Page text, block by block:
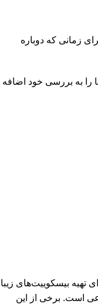
زمانی که دوباره
را به بررسی خود اضافه
تهیه بیسکوییت‌های زیبا
است. برخی از این